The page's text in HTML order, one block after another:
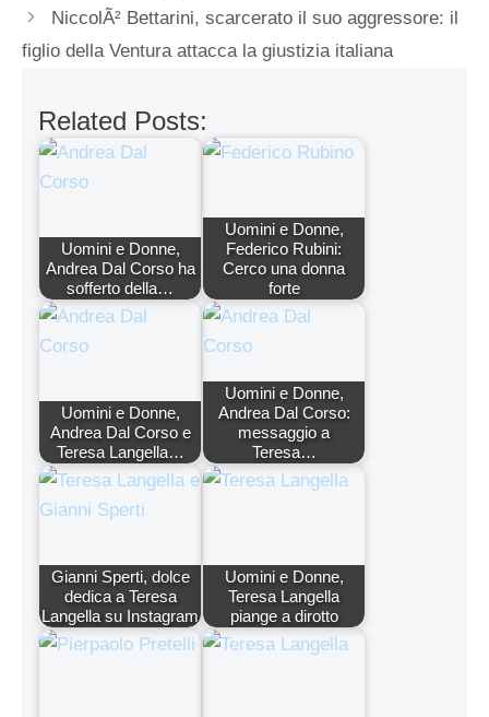
NiccolÃ² Bettarini, scarcerato il suo aggressore: il
figlio della Ventura attacca la giustizia italiana
Related Posts:
Uomini e Donne,
Andrea Dal Corso ha
sofferto della…
Uomini e Donne,
Federico Rubini:
Cerco una donna
forte
Uomini e Donne,
Andrea Dal Corso e
Teresa Langella…
Uomini e Donne,
Andrea Dal Corso:
messaggio a
Teresa…
Gianni Sperti, dolce
dedica a Teresa
Langella su Instagram
Uomini e Donne,
Teresa Langella
piange a dirotto